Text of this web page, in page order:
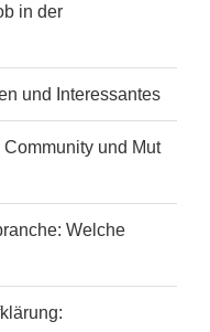
in der
und Interessantes
und Mut
Welche